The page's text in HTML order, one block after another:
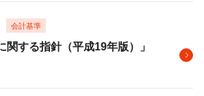
会計基準
関する指針（平成19年版）」